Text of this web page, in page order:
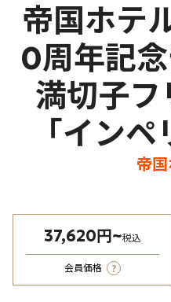
帝国ホテ
0周年記
満切子フ
「インペ
帝
37,620円~税込
会員価格 ?